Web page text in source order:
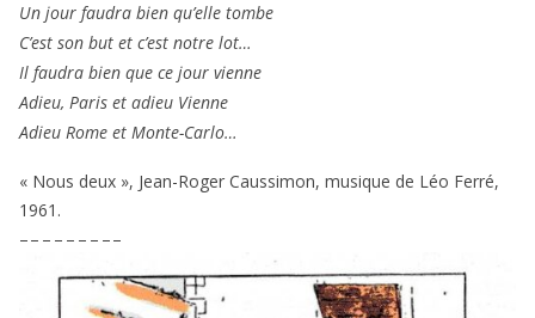
Un jour fau­dra bien qu’elle tombe
C’est son but et c’est notre lot…
Il fau­dra bien que ce jour vienne
Adieu, Paris et adieu Vienne
Adieu Rome et Monte-Carlo…
« Nous deux », Jean-Roger Caussimon, musique de Léo Ferré,
1961 .
– – – – – – – – –